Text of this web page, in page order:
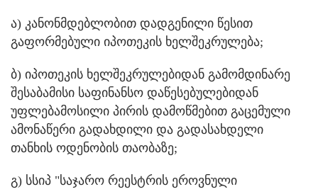
ა) კანონმდებლობით დადგენილი წესით
გაფორმებული იპოთეკის ხელშეკრულება;
ბ) იპოთეკის ხელშეკრულებიდან გამომდინარე
შესაბამისი საფინანსო დაწესებულებიდან
უფლებამოსილი პირის დამოწმებით გაცემული
ამონაწერი გადახდილი და გადასახდელი
თანხის ოდენობის თაობაზე;
გ) სსიპ "საჯარო რეესტრის ეროვნული